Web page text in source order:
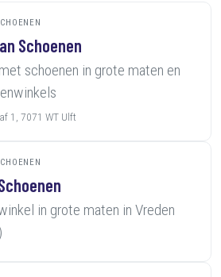
Schoenen
schoenen in grote maten en
1, 7071 WT Ulft
in grote maten in Vreden